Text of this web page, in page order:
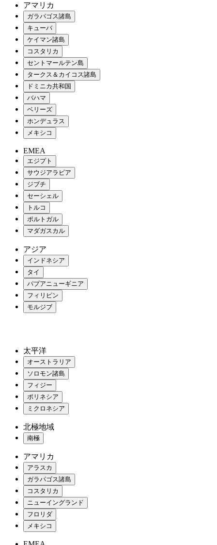
アマリカ
ガラパゴス諸島
キューバ
ケイマン諸島
コスタリカ
セントマールテン島
タークス＆カイコス諸島
ドミニカ共和国
バハマ
ベリーズ
ホンデュラス
メキシコ
EMEA
エジプト
サウジアラビア
ジブチ
セーシェル
トルコ
ポルトガル
マダガスカル
アジア
インドネシア
タイ
パプアニューギニア
フィリピン
モルジブ
太平洋
オーストラリア
ソロモン諸島
フィジー
ポリネシア
ミクロネシア
北極地域
南極
アマリカ
アラスカ
ガラパゴス諸島
コスタリカ
ニューイングランド
フロリダ
メキシコ